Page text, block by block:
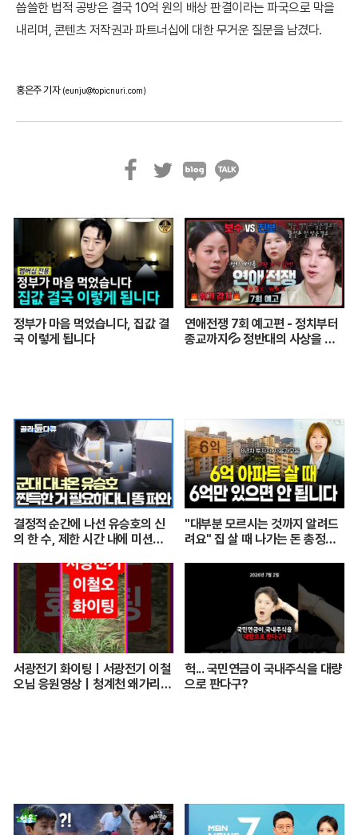
씁쓸한 법적 공방은 결국 10억 원의 배상 판결이라는 파국으로 막을
내리며, 콘텐츠 저작권과 파트너십에 대한 무거운 질문을 남겼다.
홍은주 기자 (eunju@topicnuri.com)
스
북
터
그
오
톡
정부가 마음 먹었습니다, 집값 결
국 이렇게 됩니다
연애전쟁 7회 예고편 - 정치부터
종교까지💦 정반대의 사상을 가
결정적 순간에 나선 유승호의 신
의 한 수, 제한 시간 내에 미션을
｜#골라듄다큐
"대부분 모르시는 것까지 알려드
려요" 집 살 때 나가는 돈 총정리
서광전기 화이팅ㅣ서광전기 이철
오님 응원영상｜청계천 왜가리의
헉... 국민연금이 국내주식을 대량
으로 판다구?